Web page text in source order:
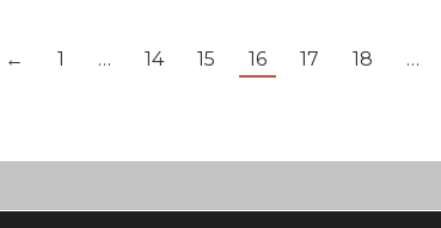
← 1 … 14 15 16 17 18 …